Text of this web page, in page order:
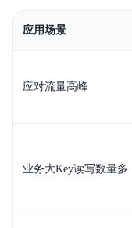
Redis使用命令说明
视频专区
服务等级协议SLA
应用场景
应对流量高峰
业务大Key读写数量多